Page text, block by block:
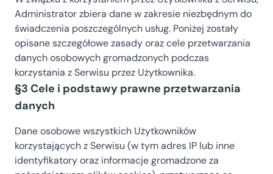
Administrator zbiera dane w zakresie niezbędnym do
świadczenia poszczególnych usług. Poniżej zostały
opisane szczegółowe zasady oraz cele przetwarzania
danych osobowych gromadzonych podczas
korzystania z Serwisu przez Użytkownika.
§3 Cele i podstawy prawne przetwarzania
danych
Dane osobowe wszystkich Użytkowników
korzystających z Serwisu (w tym adres IP lub inne
identyfikatory oraz informacje gromadzone za